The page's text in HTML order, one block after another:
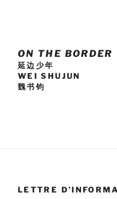
ON THE BORDER
延边少年
WEI SHUJUN
魏书钧
LETTRE